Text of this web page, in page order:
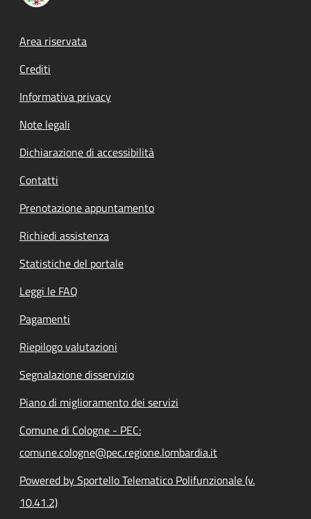
Footer menu
Area riservata
Crediti
Informativa privacy
Note legali
Dichiarazione di accessibilità
Contatti
Prenotazione appuntamento
Richiedi assistenza
Statistiche del portale
Leggi le FAQ
Pagamenti
Riepilogo valutazioni
Segnalazione disservizio
Piano di miglioramento dei servizi
Comune di Cologne - PEC:
comune.cologne@pec.regione.lombardia.it
Powered by Sportello Telematico Polifunzionale (v.
10.41.2)